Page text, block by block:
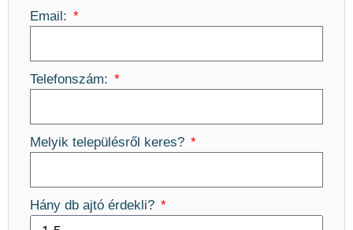
Email:
Telefonszám:
Melyik településről keres?
Hány db ajtó érdekli?